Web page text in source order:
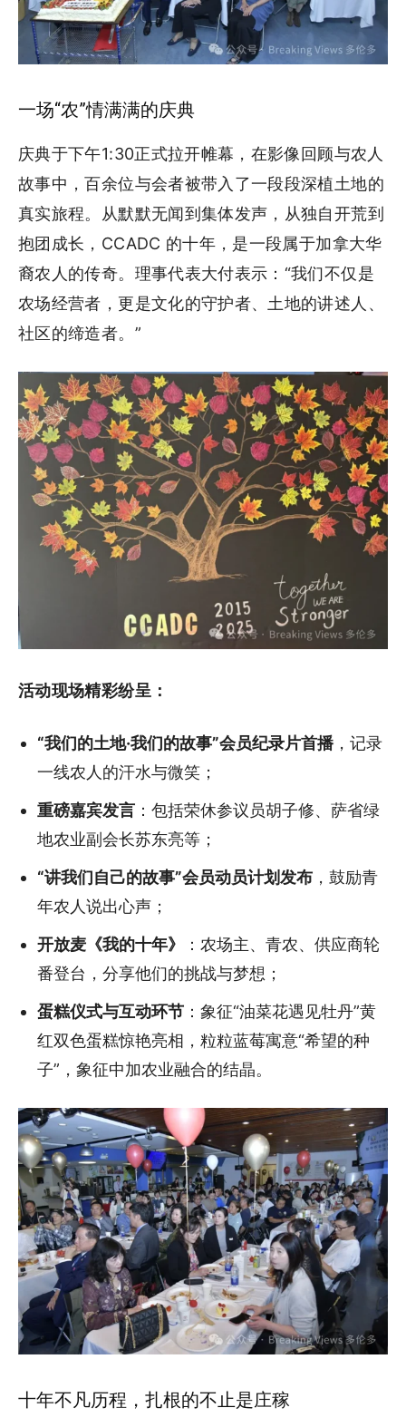
一场“农”情满满的庆典
庆典于下午1:30正式拉开帷幕，在影像回顾与农人
故事中，百余位与会者被带入了一段段深植土地的
真实旅程。从默默无闻到集体发声，从独自开荒到
抱团成长，CCADC 的十年，是一段属于加拿大华
裔农人的传奇。理事代表大付表示：“我们不仅是
农场经营者，更是文化的守护者、土地的讲述人、
社区的缔造者。”
活动现场精彩纷呈：
“我们的土地·我们的故事”会员纪录片首播 ，记录
一线农人的汗水与微笑；
重磅嘉宾发言 ：包括荣休参议员胡子修、萨省绿
地农业副会长苏东亮等；
“讲我们自己的故事”会员动员计划发布 ，鼓励青
年农人说出心声；
开放麦《我的十年》
：农场主、青农、供应商轮
番登台，分享他们的挑战与梦想；
蛋糕仪式与互动环节 ：象征“油菜花遇见牡丹”黄
红双色蛋糕惊艳亮相，粒粒蓝莓寓意“希望的种
子”，象征中加农业融合的结晶。
十年不凡历程，扎根的不止是庄稼